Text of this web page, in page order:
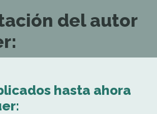
del autor
hasta ahora